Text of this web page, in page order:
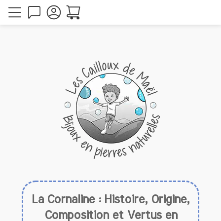
La Cornaline : Histoire, Origine,
Composition et Vertus en